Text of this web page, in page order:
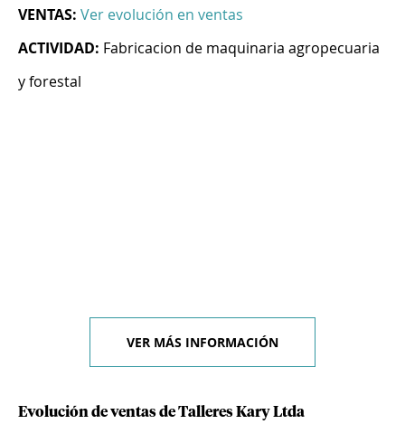
VENTAS: Ver evolución en ventas
ACTIVIDAD: Fabricacion de maquinaria agropecuaria
y forestal
VER MÁS INFORMACIÓN
Evolución de ventas de Talleres Kary Ltda